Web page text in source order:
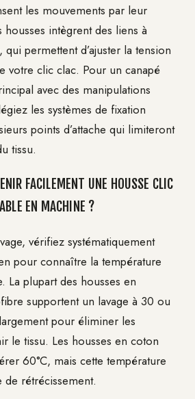
les mouvements par leur
housses intègrent des liens à
qui permettent d’ajuster la tension
votre clic clac. Pour un canapé
avec des manipulations
les systèmes de fixation
points d’attache qui limiteront
tissu.
FACILEMENT UNE HOUSSE CLIC
EN MACHINE ?
vérifiez systématiquement
pour connaître la température
La plupart des housses en
supportent un lavage à 30 ou
pour éliminer les
le tissu. Les housses en coton
60°C, mais cette température
rétrécissement.